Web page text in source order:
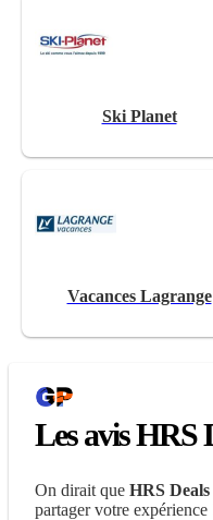
Ski Planet
Vacances Lagrange
Les avis HRS
On dirait que HRS Deals
partager votre expérience